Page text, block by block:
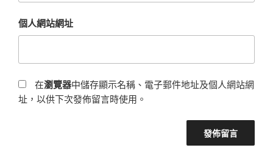
個人網站網址
在瀏覽器中儲存顯示名稱、電子郵件地址及個人網站網
址，以供下次發佈留言時使用。